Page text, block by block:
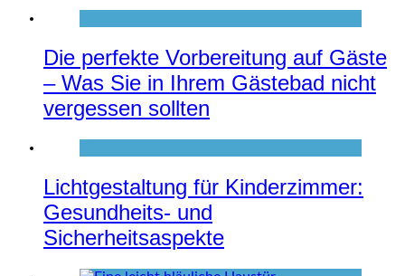
Die perfekte Vorbereitung auf Gäste
– Was Sie in Ihrem Gästebad nicht
vergessen sollten
Lichtgestaltung für Kinderzimmer:
Gesundheits- und
Sicherheitsaspekte